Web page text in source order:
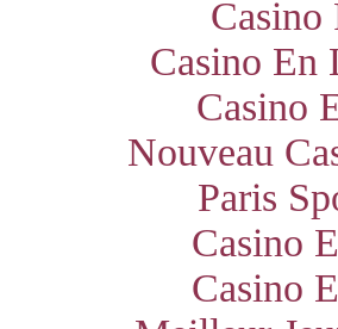
Casino
Casino En
Casino
Nouveau
Paris
Casino
Casino